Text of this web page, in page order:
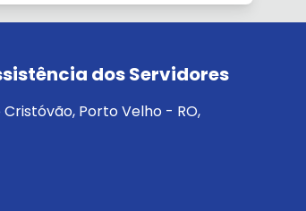
dos Servidores
Porto Velho - RO,